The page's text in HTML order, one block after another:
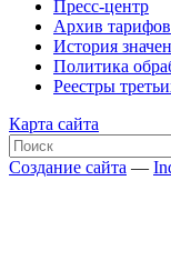
Пресс-центр
Архив тарифов
История
Политика
Реестры
Карта сайта
Создание сайта —